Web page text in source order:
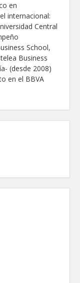
en
internacional:
Central
School,
Business
(desde 2008)
en el BBVA